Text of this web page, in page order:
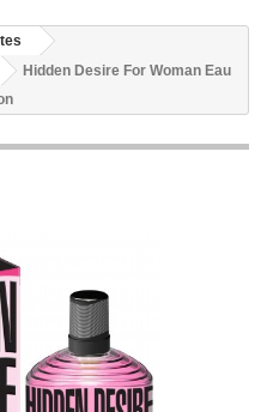
Hidden Desire For Woman Eau